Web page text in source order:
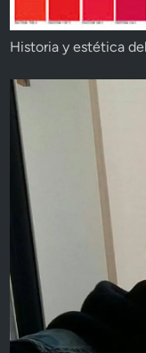
Historia y estética